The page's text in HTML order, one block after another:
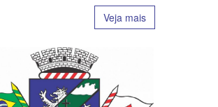
Veja mais